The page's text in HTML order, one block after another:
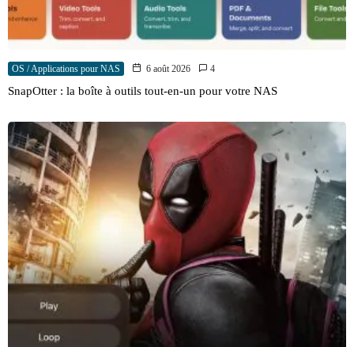
OS / Applications pour NAS 6 août 2026 4
SnapOtter : la boîte à outils tout-en-un pour votre NAS